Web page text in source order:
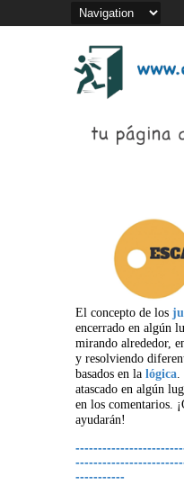
El concepto de los
encerrado en algún
mirando alrededor,
y resolviendo
basados en la lógica.
atascado en algún
en los comentarios.
ayudarán!
-----------